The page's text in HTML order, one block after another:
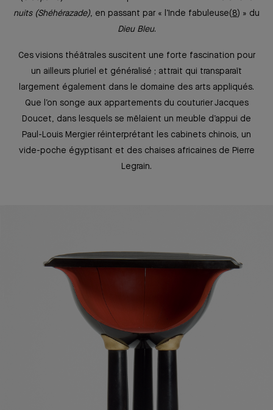
nuits (Shéhérazade), en passant par « l’Inde fabuleuse 8
» du
Dieu Bleu.
Ces visions théâtrales suscitent une forte fascination pour
un ailleurs pluriel et généralisé ; attrait qui transparaît
largement également dans le domaine des arts appliqués.
Que l’on songe aux appartements du couturier Jacques
Doucet, dans lesquels se mêlaient un meuble d’appui de
Paul-Louis Mergier réinterprétant les cabinets chinois, un
vide-poche égyptisant et des chaises africaines de Pierre
Legrain.